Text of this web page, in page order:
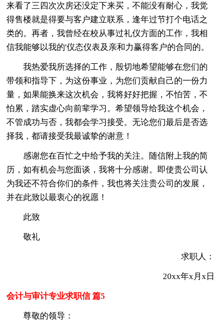
来看了三四次次房还没定下来买，不能没有耐心，我觉
得售楼就是得要与客户建立联系，逢年过节打个电话之
类的。再者，我曾经在校从事过礼仪方面的工作，我相
信我能够以我的'仪态仪表及亲和力赢得客户的合同的。
我热爱我所选择的工作，殷切地希望能够在您们的
带领和指导下，为这份事业，为您们贡献自己的一份力
量，如果能换来这次机会，我将好好把握，不怕苦，不
怕累，踏实虚心向前辈学习。希望领导给我这个机会，
不管成功与否，我都会学习接受。无论您们最后是否选
择我，都请接受我最诚挚的谢意！
感谢您在百忙之中给予我的关注。随信附上我的简
历，如有机会与您面谈，我将十分感谢。即使贵公司认
为我还不符合你们的条件，我也将关注贵公司的发展，
并在此致以最衷心的祝愿！
此致
敬礼
求职人：
20xx年x月x日
会计与审计专业求职信 篇5
尊敬的领导：